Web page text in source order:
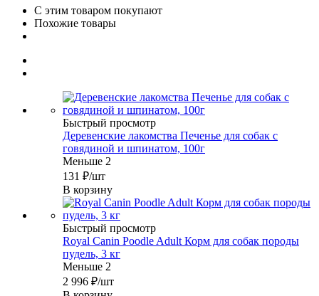
С этим товаром покупают
Похожие товары
Быстрый просмотр
Деревенские лакомства Печенье для собак с
говядиной и шпинатом, 100г
Меньше 2
131 ₽/шт
В корзину
Быстрый просмотр
Royal Canin Poodle Adult Корм для собак породы
пудель, 3 кг
Меньше 2
2 996 ₽/шт